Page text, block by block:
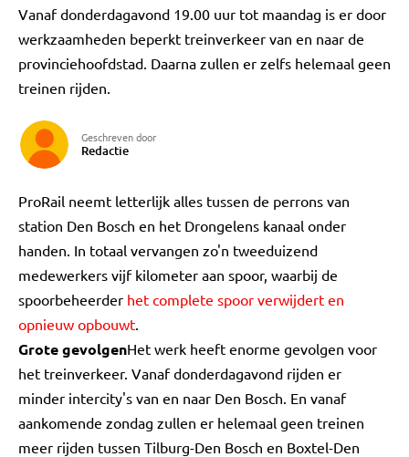
Vanaf donderdagavond 19.00 uur tot maandag is er door
werkzaamheden beperkt treinverkeer van en naar de
provinciehoofdstad. Daarna zullen er zelfs helemaal geen
treinen rijden.
Geschreven door
Redactie
ProRail neemt letterlijk alles tussen de perrons van
station Den Bosch en het Drongelens kanaal onder
handen. In totaal vervangen zo'n tweeduizend
medewerkers vijf kilometer aan spoor, waarbij de
spoorbeheerder het complete spoor verwijdert en
opnieuw opbouwt.
Grote gevolgenHet werk heeft enorme gevolgen voor
het treinverkeer. Vanaf donderdagavond rijden er
minder intercity's van en naar Den Bosch. En vanaf
aankomende zondag zullen er helemaal geen treinen
meer rijden tussen Tilburg-Den Bosch en Boxtel-Den